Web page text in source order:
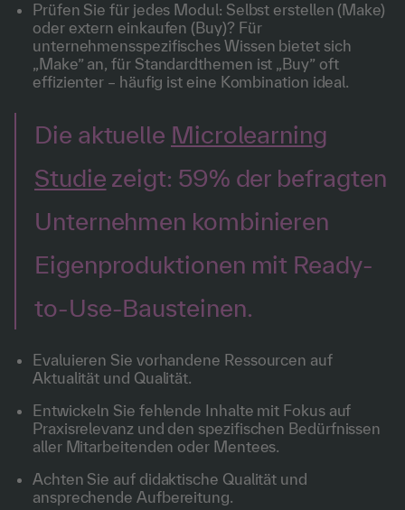
Prüfen Sie für jedes Modul: Selbst erstellen (Make)
oder extern einkaufen (Buy)? Für
unternehmensspezifisches Wissen bietet sich
„Make” an, für Standardthemen ist „Buy” oft
effizienter – häufig ist eine Kombination ideal.
Die aktuelle Microlearning
Studie zeigt: 59% der befragten
Unternehmen kombinieren
Eigenproduktionen mit Ready-
to-Use-Bausteinen.
Evaluieren Sie vorhandene Ressourcen auf
Aktualität und Qualität.
Entwickeln Sie fehlende Inhalte mit Fokus auf
Praxisrelevanz und den spezifischen Bedürfnissen
aller Mitarbeitenden oder Mentees.
Achten Sie auf didaktische Qualität und
ansprechende Aufbereitung.